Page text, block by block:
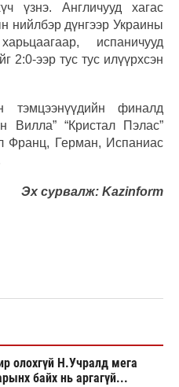
үзнэ. Англичууд хагас
нийлбэр дүнгээр Украины
испаничууд
2:0-ээр тус тус илүүрхсэн
финалд
Вилла” “Кристал Пэлас”
Франц, Герман, Испаниас
Эх сурвалж: Kazinform
олохгүй Н.Учралд мега
байх нь аргагүй...